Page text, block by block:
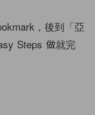
，後到「亞
Steps 做就完